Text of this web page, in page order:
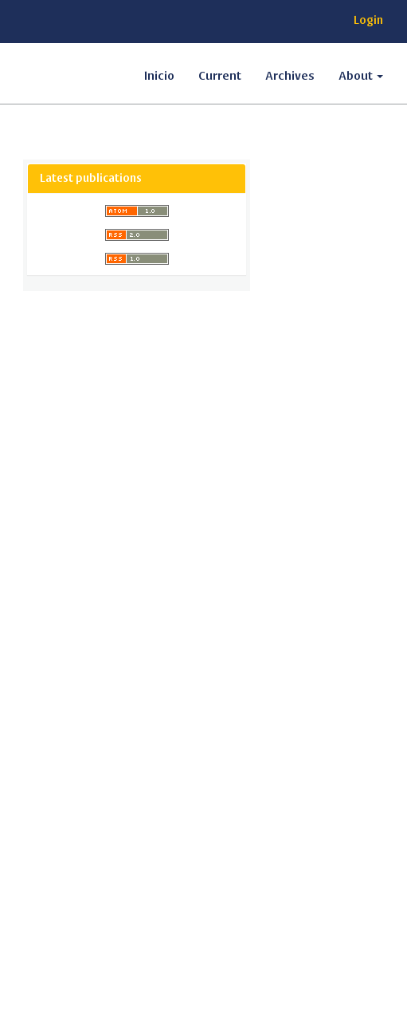
Login
Inicio Current Archives About
Latest publications